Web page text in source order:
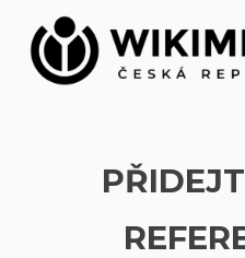
Přeskočit
obsah